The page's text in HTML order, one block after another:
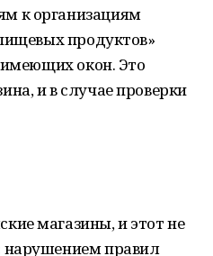
к организациям
продуктов»
имеющих окон. Это
и в случае проверки
магазины, и этот не
нарушением правил